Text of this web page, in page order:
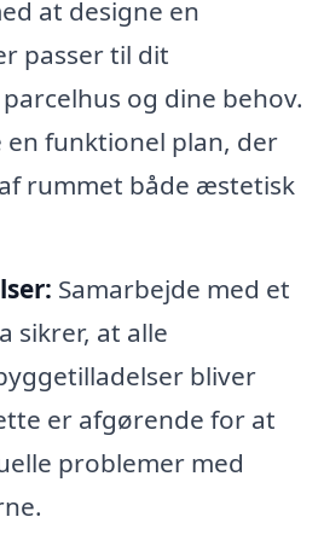
at designe en
passer til dit
og dine behov.
en funktionel plan, der
rummet både æstetisk
Samarbejde med et
sikrer, at alle
bliver
er afgørende for at
problemer med